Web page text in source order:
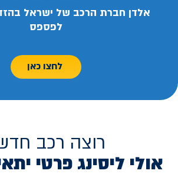
אלדן חברת הרכב של ישראל
לפספס
לחצו כאן
רוצה רכב
אולי ליסינג פרטי